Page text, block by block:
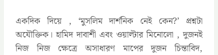
একদিক দিয়ে , ‘মুসলিম দার্শনিক নেই কেন?’ প্রশ্নটা
অযৌক্তিক। হামিদ দাবাশী এবং ওয়াল্টার মিনোলো , দুজনই
নিজ নিজ ক্ষেত্রে অসাধারণ মাপের দুজন চিন্তাবিদ,